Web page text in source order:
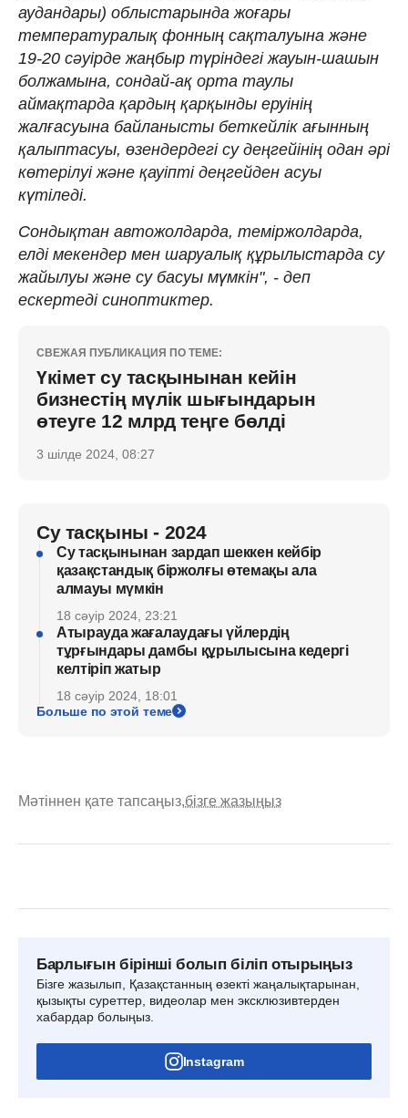
аудандары) облыстарында жоғары
температуралық фонның сақталуына және
19-20 сәуірде жаңбыр түріндегі жауын-шашын
болжамына, сондай-ақ орта таулы
аймақтарда қардың қарқынды еруінің
жалғасуына байланысты беткейлік ағынның
қалыптасуы, өзендердегі су деңгейінің одан әрі
көтерілуі және қауіпті деңгейден асуы
күтіледі.
Сондықтан автожолдарда, теміржолдарда,
елді мекендер мен шаруалық құрылыстарда су
жайылуы және су басуы мүмкін", - деп
ескертеді синоптиктер.
СВЕЖАЯ ПУБЛИКАЦИЯ ПО ТЕМЕ:
Үкімет су тасқынынан кейін
бизнестің мүлік шығындарын
өтеуге 12 млрд теңге бөлді
3 шілде 2024, 08:27
Су тасқыны - 2024
Су тасқынынан зардап шеккен кейбір
қазақстандық біржолғы өтемақы ала
алмауы мүмкін
18 сәуір 2024, 23:21
Атырауда жағалаудағы үйлердің
тұрғындары дамбы құрылысына кедергі
келтіріп жатыр
18 сәуір 2024, 18:01
Больше по этой теме
Мәтіннен қате тапсаңыз,бізге жазыңыз
Барлығын бірінші болып біліп отырыңыз
Бізге жазылып, Қазақстанның өзекті жаңалықтарынан,
қызықты суреттер, видеолар мен эксклюзивтерден
хабардар болыңыз.
Instagram